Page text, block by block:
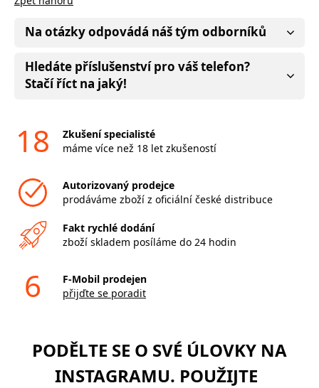
Na otázky odpovádá náš tým odborníků
Hledáte příslušenství pro váš telefon?
Stačí říct na jaký!
18
Zkušení specialisté
máme více než 18 let zkušeností
Autorizovaný prodejce
prodáváme zboží z oficiální české distribuce
Fakt rychlé dodání
zboží skladem posíláme do 24 hodin
6
F-Mobil prodejen
přijďte se poradit
PODĚLTE SE O SVÉ ÚLOVKY NA
INSTAGRAMU. POUŽIJTE